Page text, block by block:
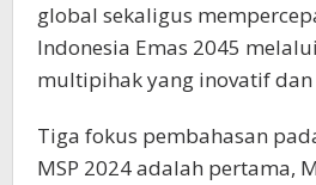
global sekaligus
Indonesia Emas 2045
multipihak yang inovatif
Tiga fokus pembahasan
MSP 2024 adalah pertama,